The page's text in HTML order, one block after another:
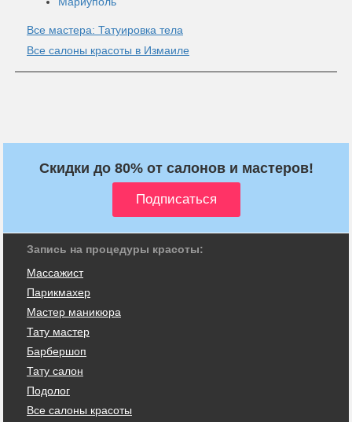
Все мастера: Татуировка тела
Все салоны красоты в Измаиле
Скидки до 80% от салонов и мастеров!
Запись на процедуры красоты:
Массажист
Парикмахер
Мастер маникюра
Тату мастер
Барбершоп
Тату салон
Подолог
Все салоны красоты